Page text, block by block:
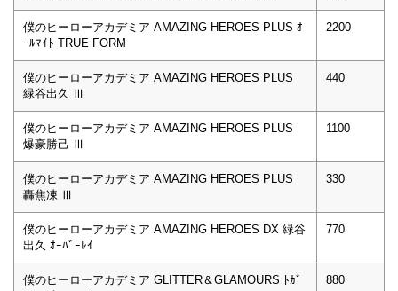
僕のヒーローアカデミア AMAZING HEROES PLUS ｵ
ｰﾙﾏｲﾄ TRUE FORM
2200
僕のヒーローアカデミア AMAZING HEROES PLUS
緑谷出久 Ⅲ
440
僕のヒーローアカデミア AMAZING HEROES PLUS
爆豪勝己 Ⅲ
1100
僕のヒーローアカデミア AMAZING HEROES PLUS
轟焦凍 Ⅲ
330
僕のヒーローアカデミア AMAZING HEROES DX 緑谷
出久 ｵｰﾊﾞｰﾚｲ
770
僕のヒーローアカデミア GLITTER＆GLAMOURS ﾄｶﾞ
880